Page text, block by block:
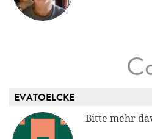
EVATOELCKE
Bitte mehr